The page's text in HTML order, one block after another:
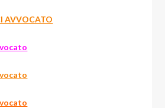
AVVOCATO